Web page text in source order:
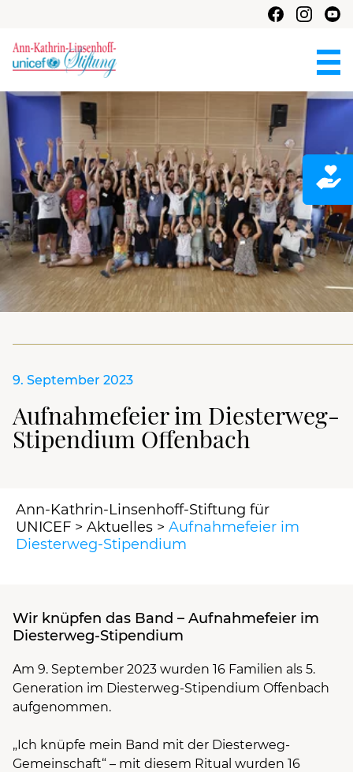
9. September 2023
Aufnahmefeier im Diesterweg-
Stipendium Offenbach
Ann-Kathrin-Linsenhoff-Stiftung für
UNICEF > Aktuelles > Aufnahmefeier im
Diesterweg-Stipendium
Wir knüpfen das Band – Aufnahmefeier im
Diesterweg-Stipendium
Am 9. September 2023 wurden 16 Familien als 5.
Generation im Diesterweg-Stipendium Offenbach
aufgenommen.
„Ich knüpfe mein Band mit der Diesterweg-
Gemeinschaft“ – mit diesem Ritual wurden 16